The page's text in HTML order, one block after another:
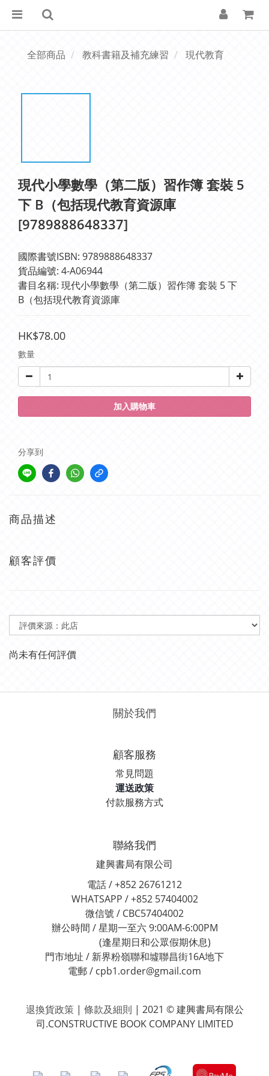
全部商品 教科書籍及補充練習 現代教育
現代小學數學（第二版）習作簿 套裝 5
下 B（包括現代教育資源庫
[9789888648337]
國際書號ISBN: 9789888648337
貨品編號: 4-A06944
書目名稱: 現代小學數學（第二版）習作簿 套裝 5 下
B（包括現代教育資源庫
HK$78.00
數量
加入購物車
分享到
商品描述
顧客評價
尚未有任何評價
關於我們
顧客服務
常見問題
運送政策
付款服務方式
聯絡我們
建興書局有限公司
電話 / +852 26761212
WHATSAPP / +852 57404002
微信號 / CBC57404002
辦公時間 / 星期一至六 9:00AM-6:00PM
(逢星期日和公眾假期休息)
門市地址 / 新界粉嶺聯和墟聯昌街16A地下
電郵 / cpb1.order@gmail.com
退換貨政策| 條款及細則 | 2021 © 建興書局有限公
司.CONSTRUCTIVE BOOK COMPANY LIMITED